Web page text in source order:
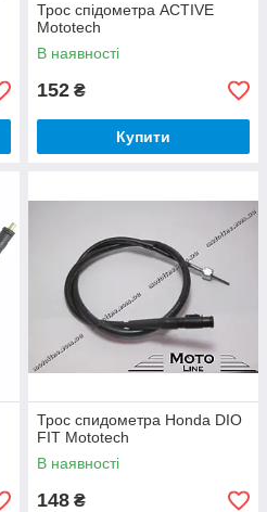
Трос спідометра ACTIVE
Mototech
В наявності
152 ₴
Купити
Трос спидометра Honda DIO
FIT Mototech
В наявності
148 ₴